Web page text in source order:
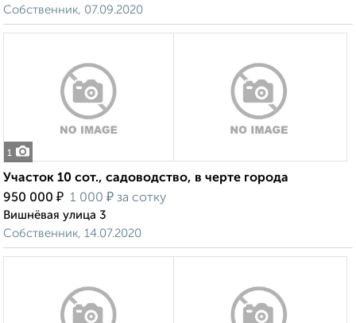
Собственник, 07.09.2020
1
Участок 10 сот., садоводство, в черте города
950 000 ₽ 1 000 ₽ за сотку
Вишнёвая улица 3
Собственник, 14.07.2020